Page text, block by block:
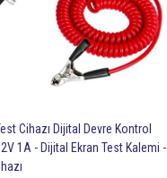
Cihazı Dijital Devre Kontrol
1A - Dijital Ekran Test Kalemi -